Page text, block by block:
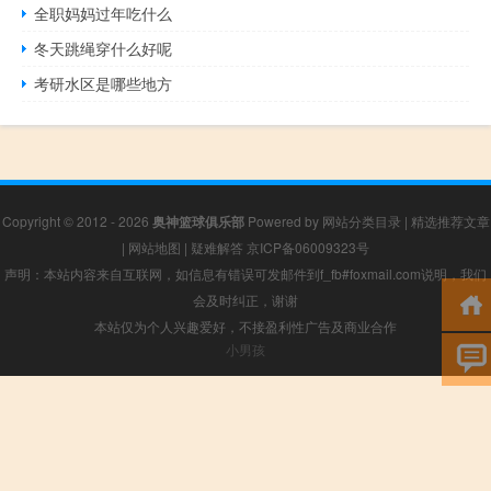
全职妈妈过年吃什么
冬天跳绳穿什么好呢
考研水区是哪些地方
Copyright © 2012 - 2026 奥神篮球俱乐部Powered by 网站分类目录 | 精选推荐文章
| 网站地图 | 疑难解答 京ICP备06009323号
声明：本站内容来自互联网，如信息有错误可发邮件到f_fb#foxmail.com说明，我们
会及时纠正，谢谢
本站仅为个人兴趣爱好，不接盈利性广告及商业合作
小男孩